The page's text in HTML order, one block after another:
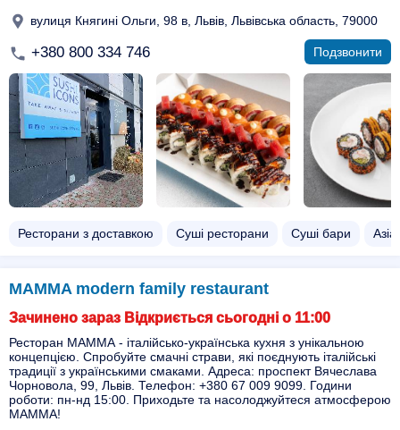
вулиця Княгині Ольги, 98 в, Львів, Львівська область, 79000
+380 800 334 746 Подзвонити
Ресторани з доставкою Суші ресторани Суші бари
MAMMA modern family restaurant
Зачинено зараз Відкриється сьогодні о 11:00
Ресторан МАММА - італійсько-українська кухня з унікальною
концепцією. Спробуйте смачні страви, які поєднують італійські
традиції з українськими смаками. Адреса: проспект Вячеслава
Чорновола, 99, Львів. Телефон: +380 67 009 9099. Години
роботи: пн-нд 15:00. Приходьте та насолоджуйтеся атмосферою
МАММА!